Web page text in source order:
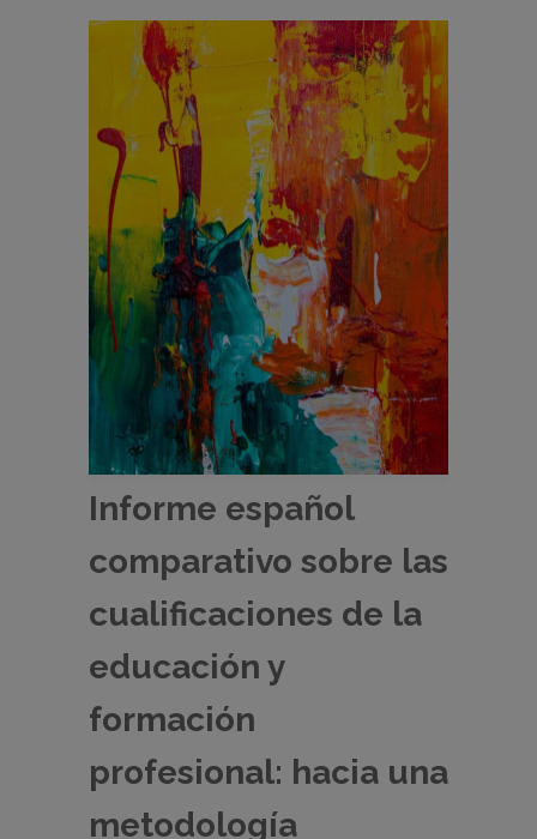
Informe español
comparativo sobre las
cualificaciones de la
educación y
formación
profesional: hacia una
metodología